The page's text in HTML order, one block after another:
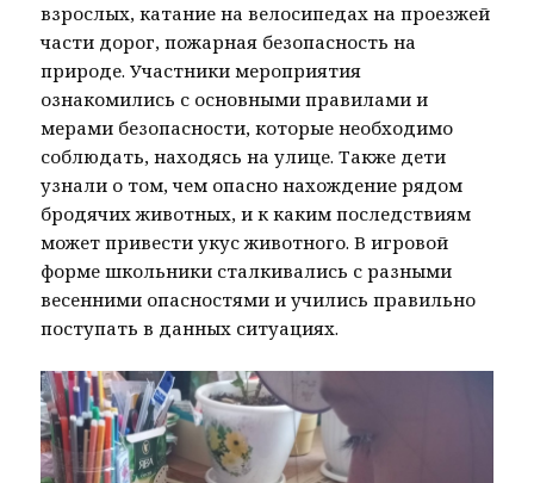
взрослых, катание на велосипедах на проезжей
части дорог, пожарная безопасность на
природе. Участники мероприятия
ознакомились с основными правилами и
мерами безопасности, которые необходимо
соблюдать, находясь на улице. Также дети
узнали о том, чем опасно нахождение рядом
бродячих животных, и к каким последствиям
может привести укус животного. В игровой
форме школьники сталкивались с разными
весенними опасностями и учились правильно
поступать в данных ситуациях.